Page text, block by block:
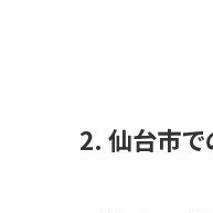
2. 仙台市